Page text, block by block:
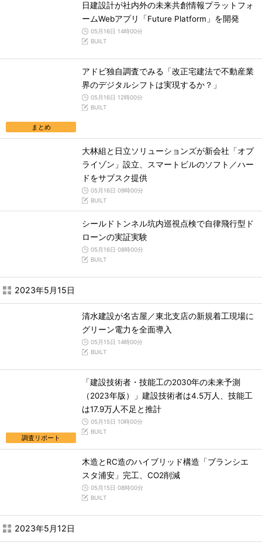
日建設計が社内外の未来共創情報プラットフォ
ームWebアプリ「Future Platform」を開発
05月16日 14時00分
BUILT
まとめ
アドビ独自調査でみる「改正宅建法で不動産業
界のデジタルシフトは実現するか？」
05月16日 12時00分
BUILT
大林組と日立ソリューションズが新会社「オプ
ライゾン」設立、スマートビルのソフト／ハー
ドをサブスク提供
05月16日 09時00分
BUILT
シールドトンネル坑内巡視点検で自律飛行型ド
ローンの実証実験
05月16日 08時00分
BUILT
2023年5月15日
清水建設が名古屋／東北支店の新規着工現場に
グリーン電力を全面導入
05月15日 14時00分
BUILT
調査リポート
「建設技術者・技能工の2030年の未来予測
（2023年版）」建設技術者は4.5万人、技能工
は17.9万人不足と推計
05月15日 10時00分
BUILT
木造とRC造のハイブリッド構造「ブランシエ
スタ浦安」完工、CO2削減
05月15日 08時00分
BUILT
2023年5月12日